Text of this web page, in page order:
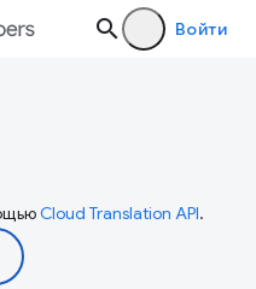
Войти
Cloud Translation API.